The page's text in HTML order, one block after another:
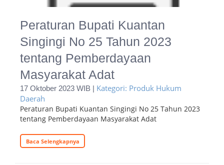
Peraturan Bupati Kuantan
Singingi No 25 Tahun 2023
tentang Pemberdayaan
Masyarakat Adat
17 Oktober 2023 WIB | Kategori: Produk Hukum
Daerah
Peraturan Bupati Kuantan Singingi No 25 Tahun 2023
tentang Pemberdayaan Masyarakat Adat
Baca Selengkapnya